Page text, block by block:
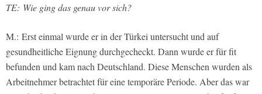
TE: Wie ging das genau vor sich?
M.: Erst einmal wurde er in der Türkei untersucht und auf
gesundheitliche Eignung durchgecheckt. Dann wurde er für fit
befunden und kam nach Deutschland. Diese Menschen wurden als
Arbeitnehmer betrachtet für eine temporäre Periode. Aber das war